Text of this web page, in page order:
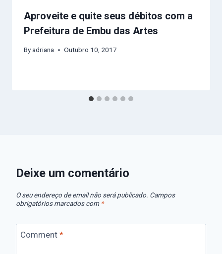
Aproveite e quite seus débitos com a
Prefeitura de Embu das Artes
Byadriana Outubro 10, 2017
Deixe um comentário
O seu endereço de email não será publicado. Campos
obrigatórios marcados com *
Comment *